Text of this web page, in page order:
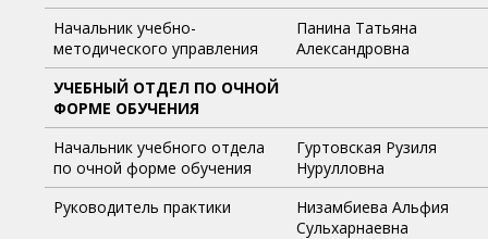
Начальник учебно-
методического управления
Панина Татьяна
Александровна
УЧЕБНЫЙ ОТДЕЛ ПО ОЧНОЙ
ФОРМЕ ОБУЧЕНИЯ
Начальник учебного отдела
по очной форме обучения
Гуртовская Рузиля
Нурулловна
Руководитель практики
Низамбиева Альфия
Сульхарнаевна